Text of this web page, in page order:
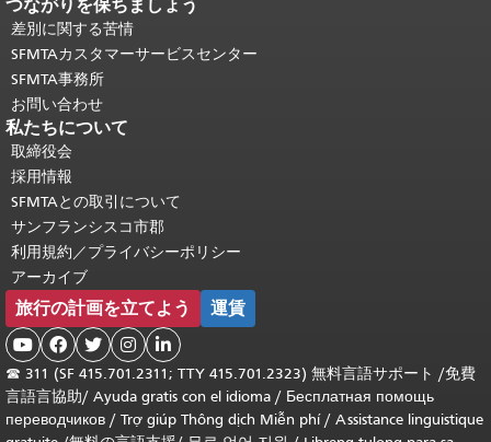
つながりを保ちましょう
差別に関する苦情
SFMTAカスタマーサービスセンター
SFMTA事務所
お問い合わせ
私たちについて
取締役会
採用情報
SFMTAとの取引について
サンフランシスコ市郡
利用規約／プライバシーポリシー
アーカイブ
旅行の計画を立てよう 運賃
    
☎ 311 (SF 415.701.2311; TTY 415.701.2323) 無料言語サポート /免費
言語言協助/ Ayuda gratis con el idioma / Бесплатная помощь
переводчиков / Trợ giúp Thông dịch Miễn phí/ Assistance linguistique